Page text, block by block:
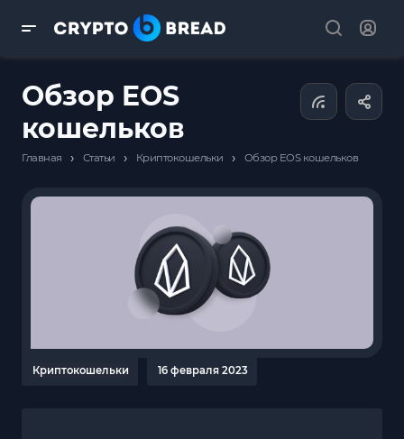
Обзор EOS
кошельков
Главная › Статьи › Криптокошельки › Обзор EOS кошельков
Криптокошельки 16 февраля 2023